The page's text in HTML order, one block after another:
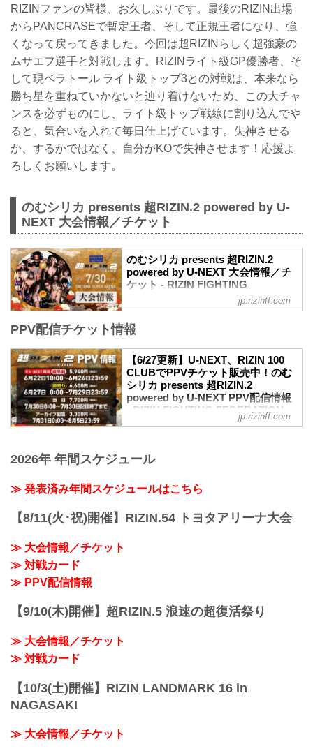
RIZINファンの皆様、お久しぶりです。最後のRIZIN出場
からPANCRASEで暫定王者、そして正規王者になり、強
くなって戻ってきました。今回は超RIZINらしく超強豪の
ムサエフ選手と対戦します。RIZINライト級GP優勝者、そ
して現ベラトール ライト級トップ3との対戦は、本来なら
勝ち星を重ねていかないと辿り着けないため、この大チャ
ンスを必ずものにし、ライト級トップ戦線に割り込んでや
ると、気合いを入れて毎日仕上げています。失神させる
か、するかではなく、自分がKOで失神させます！応援よ
ろしくお願いします。
のむシリカ presents 超RIZIN.2 powered by U-
NEXT 大会情報／チケット
のむシリカ presents 超RIZIN.2
powered by U-NEXT 大会情報／チ
ケット - RIZIN FIGHTING
FEDERATION オフィシャルサイト
【7/5更新】開催日変更のお知らせ
しました。
【6/16更新】開催日変更のお知らせ
超RIZIN.2 powered by U-NEXT開場/開始
時間が以下に変更となりました。
変更前：7月30日（日）12:00開場（予
MOVIE
youtu.be
jp.rizinff.com
PPV配信チケット情報
【6/27更新】U-NEXT、RIZIN 100
CLUBでPPVチケット販売中！のむ
シリカ presents 超RIZIN.2
powered by U-NEXT PPV配信情報
- RIZIN FIGHTING FEDERATION
にて開催されるのむシリカ presents 超
RIZIN.2 powered by U-NEXTの、U-
ケットの販売がスタート！
ォームでのむシリカ presents 超RIZIN.2
PPV配信チケ...
jp.rizinff.com
2026年 年間スケジュール
≫ 発表済み年間スケジュールはこちら
【8/11(火･祝)開催】RIZIN.54 トヨタアリーナ大会
≫ 大会情報／チケット
≫ 対戦カード
≫ PPV配信情報
【9/10(木)開催】超RIZIN.5 浪速の超復活祭り
≫ 大会情報／チケット
≫ 対戦カード
【10/3(土)開催】RIZIN LANDMARK 16 in
NAGASAKI
≫ 大会情報／チケット